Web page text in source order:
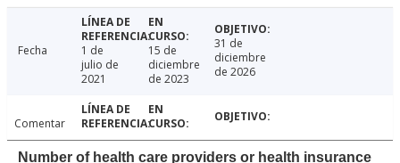
Fecha
1 de
julio de
2021
15 de
diciembre
de 2023
31 de
diciembre
de 2026
Comentar
Number of health care providers or health insurance